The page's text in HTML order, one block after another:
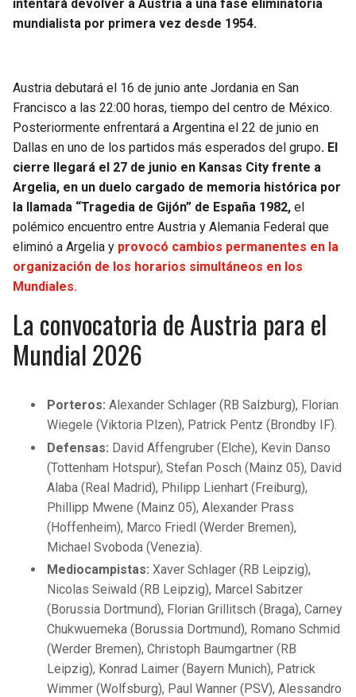
intentará devolver a Austria a una fase eliminatoria
mundialista por primera vez desde 1954.
Austria debutará el 16 de junio ante Jordania en San
Francisco a las 22:00 horas, tiempo del centro de México.
Posteriormente enfrentará a Argentina el 22 de junio en
Dallas en uno de los partidos más esperados del grupo. El
cierre llegará el 27 de junio en Kansas City frente a
Argelia, en un duelo cargado de memoria histórica por
la llamada “Tragedia de Gijón” de España 1982, el
polémico encuentro entre Austria y Alemania Federal que
eliminó a Argelia y provocó cambios permanentes en la
organización de los horarios simultáneos en los
Mundiales.
La convocatoria de Austria para el
Mundial 2026
Porteros: Alexander Schlager (RB Salzburg), Florian
Wiegele (Viktoria Plzen), Patrick Pentz (Brondby IF).
Defensas: David Affengruber (Elche), Kevin Danso
(Tottenham Hotspur), Stefan Posch (Mainz 05), David
Alaba (Real Madrid), Philipp Lienhart (Freiburg),
Phillipp Mwene (Mainz 05), Alexander Prass
(Hoffenheim), Marco Friedl (Werder Bremen),
Michael Svoboda (Venezia).
Mediocampistas: Xaver Schlager (RB Leipzig),
Nicolas Seiwald (RB Leipzig), Marcel Sabitzer
(Borussia Dortmund), Florian Grillitsch (Braga), Carney
Chukwuemeka (Borussia Dortmund), Romano Schmid
(Werder Bremen), Christoph Baumgartner (RB
Leipzig), Konrad Laimer (Bayern Munich), Patrick
Wimmer (Wolfsburg), Paul Wanner (PSV), Alessandro